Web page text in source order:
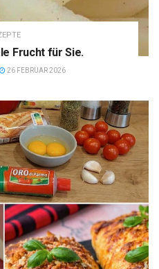
Frucht für Sie.
26 FEBRUAR 2026